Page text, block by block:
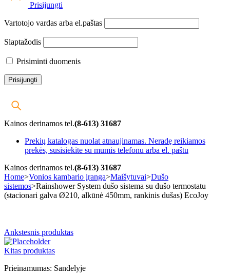
Prisijungti
Vartotojo vardas arba el.paštas
Slaptažodis
Prisiminti duomenis
Kainos derinamos tel.(8-613) 31687
Prekių katalogas nuolat atnaujinamas. Neradę reikiamos
prekės, susisiekite su mumis telefonu arba el. paštu
Kainos derinamos tel.(8-613) 31687
Home>Vonios kambario įranga>Maišytuvai>Dušo
sistemos>Rainshower System dušo sistema su dušo termostatu
(stacionari galva Ø210, alkūnė 450mm, rankinis dušas) EcoJoy
Ankstesnis produktas
Kitas produktas
Prieinamumas: Sandelyje